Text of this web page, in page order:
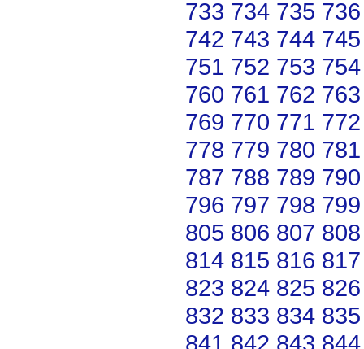
733 734 735 736
742 743 744 745
751 752 753 754
760 761 762 763
769 770 771 772
778 779 780 781
787 788 789 790
796 797 798 799
805 806 807 808
814 815 816 817
823 824 825 826
832 833 834 835
841 842 843 844